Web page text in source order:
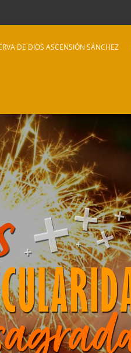
DE DIOS ASCENSIÓN SÁNCHEZ